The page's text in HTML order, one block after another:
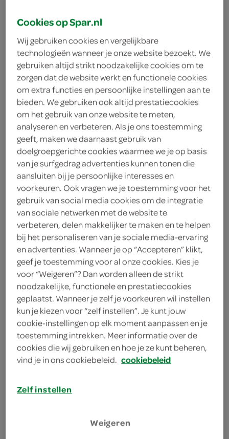
alle Kellog's
ontbijtgranen
nu 2 stuks €5,50
Voeg 2 stuks of een veelvoud van 3 stuks toe aan je
winkelmand om te profiteren van deze actie.
deze aanbieding is verlopen
bekijk huidige aanbiedingen
Kellogg's Ontbijtgranen Mini
assortiment
215 Gram
5.19 kies je SPAR
Kellogg's cornflakes
3.
Cookies op Spar.nl
Wij gebruiken cookies en vergelijkbare
technologieën wanneer je onze website bezoekt. We
gebruiken altijd strikt noodzakelijke cookies om te
zorgen dat de website werkt en functionele cookies
om extra functies en persoonlijke instellingen aan te
bieden. We gebruiken ook altijd prestatiecookies
om het gebruik van onze website te meten,
analyseren en verbeteren. Als je ons toestemming
geeft, maken we daarnaast gebruik van
doelgroepgerichte cookies waarmee we je op basis
van je surfgedrag advertenties kunnen tonen die
aansluiten bij je persoonlijke interesses en
voorkeuren. Ook vragen we je toestemming voor het
gebruik van social media cookies om de integratie
van sociale netwerken met de website te
verbeteren, delen makkelijker te maken en te helpen
bij het personaliseren van je sociale media-ervaring
en advertenties. Wanneer je op “Accepteren” klikt,
geef je toestemming voor al onze cookies. Kies je
voor “Weigeren”? Dan worden alleen de strikt
noodzakelijke, functionele en prestatiecookies
geplaatst. Wanneer je zelf je voorkeuren wil instellen
kun je kiezen voor “zelf instellen”. Je kunt jouw
cookie-instellingen op elk moment aanpassen en je
toestemming intrekken. Meer informatie over de
cookies die wij gebruiken en hoe je ze kunt beheren,
vind je in ons cookiebeleid. cookiebeleid
Zelf instellen
Weigeren